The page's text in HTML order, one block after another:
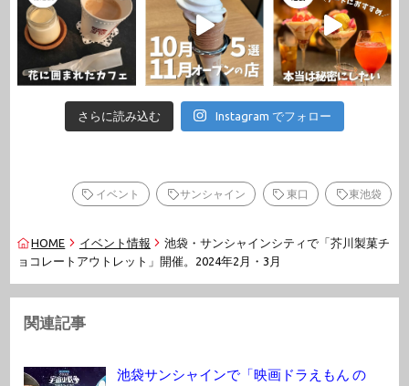
さらに読み込む Instagram でフォロー
イベント サンシャイン 東口 東池袋
HOME イベント情報
池袋・サンシャインシティで「芥川製菓チ
ョコレートアウトレット」開催。2024年2月・3月
関連記事
池袋サンシャインで「映画ドラえもん の